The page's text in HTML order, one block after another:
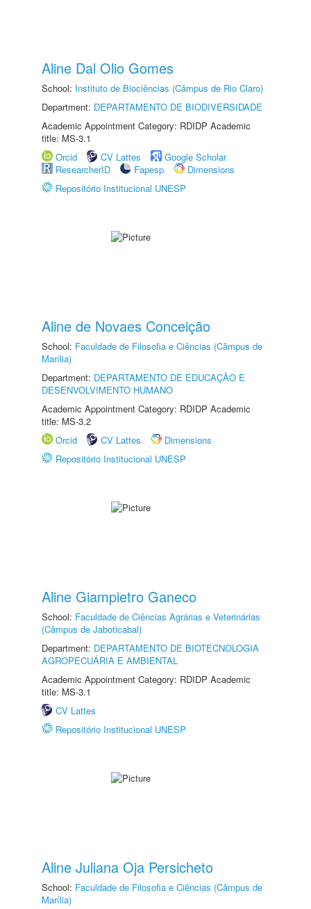
Aline Dal Olio Gomes
School: Instituto de Biociências (Câmpus de Rio Claro)
Department: DEPARTAMENTO DE BIODIVERSIDADE
Academic Appointment Category: RDIDP Academic
title: MS-3.1
Orcid
CV Lattes
Google Scholar
ResearcherID
Fapesp
Dimensions
Repositório Institucional UNESP
Aline de Novaes Conceição
School: Faculdade de Filosofia e Ciências (Câmpus de
Marília)
Department: DEPARTAMENTO DE EDUCAÇÃO E
DESENVOLVIMENTO HUMANO
Academic Appointment Category: RDIDP Academic
title: MS-3.2
Orcid
CV Lattes
Dimensions
Repositório Institucional UNESP
Aline Giampietro Ganeco
School: Faculdade de Ciências Agrárias e Veterinárias
(Câmpus de Jaboticabal)
Department: DEPARTAMENTO DE BIOTECNOLOGIA
AGROPECUÁRIA E AMBIENTAL
Academic Appointment Category: RDIDP Academic
title: MS-3.1
CV Lattes
Repositório Institucional UNESP
Aline Juliana Oja Persicheto
School: Faculdade de Filosofia e Ciências (Câmpus de
Marília)